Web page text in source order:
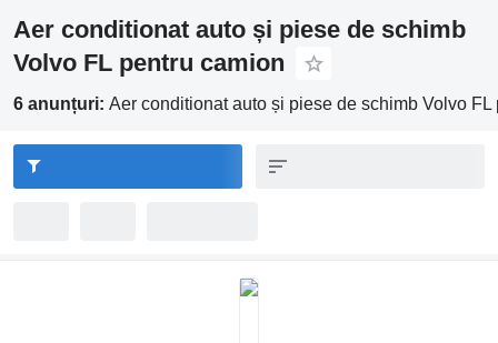
Aer conditionat auto și piese de schimb
Volvo FL pentru camion
6 anunțuri: Aer conditionat auto și piese de schimb Volvo FL